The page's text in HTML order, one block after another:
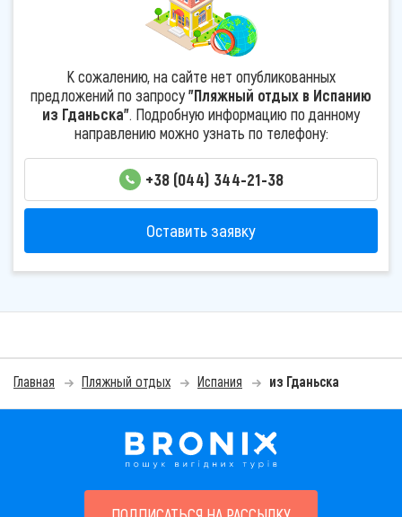
К сожалению, на сайте нет опубликованных
предложений по запросу"Пляжный отдых в Испанию
из Гданьска". Подробную информацию по данному
направлению можно узнать по телефону:
+38 (044) 344-21-38
Оставить заявку
Главная Пляжный отдых Испания из Гданьска